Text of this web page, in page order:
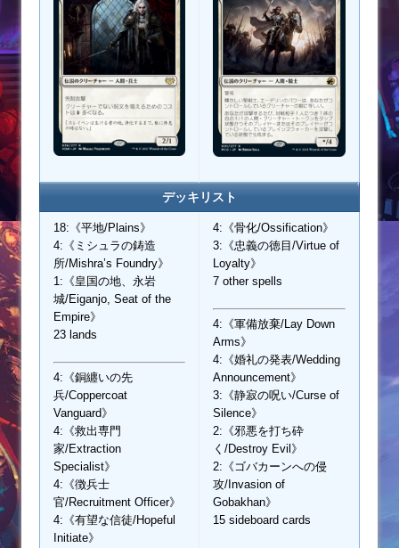
デッキリスト
18:《平地/Plains》
4:《ミシュラの鋳造
所/Mishra’s Foundry》
1:《皇国の地、永岩
城/Eiganjo, Seat of the
Empire》
23 lands
4:《銅纏いの先
兵/Coppercoat
Vanguard》
4:《救出専門
家/Extraction
Specialist》
4:《徴兵士
官/Recruitment Officer》
4:《有望な信徒/Hopeful
Initiate》
4:《骨化/Ossification》
3:《忠義の徳目/Virtue of
Loyalty》
7 other spells
4:《軍備放棄/Lay Down
Arms》
4:《婚礼の発表/Wedding
Announcement》
3:《静寂の呪い/Curse of
Silence》
2:《邪悪を打ち砕
く/Destroy Evil》
2:《ゴバカーンへの侵
攻/Invasion of
Gobakhan》
15 sideboard cards